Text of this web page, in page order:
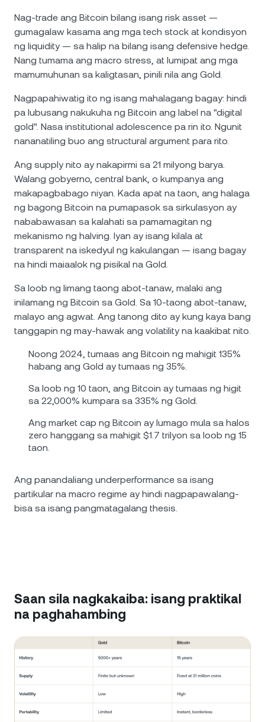
Nag-trade ang Bitcoin bilang isang risk asset —
gumagalaw kasama ang mga tech stock at kondisyon
ng liquidity — sa halip na bilang isang defensive hedge.
Nang tumama ang macro stress, at lumipat ang mga
mamumuhunan sa kaligtasan, pinili nila ang Gold.
Nagpapahiwatig ito ng isang mahalagang bagay: hindi
pa lubusang nakukuha ng Bitcoin ang label na "digital
gold". Nasa institutional adolescence pa rin ito. Ngunit
nananatiling buo ang structural argument para rito.
Ang supply nito ay nakapirmi sa 21 milyong barya.
Walang gobyerno, central bank, o kumpanya ang
makapagbabago niyan. Kada apat na taon, ang halaga
ng bagong Bitcoin na pumapasok sa sirkulasyon ay
nababawasan sa kalahati sa pamamagitan ng
mekanismo ng halving. Iyan ay isang kilala at
transparent na iskedyul ng kakulangan — isang bagay
na hindi maiaalok ng pisikal na Gold.
Sa loob ng limang taong abot-tanaw, malaki ang
inilamang ng Bitcoin sa Gold. Sa 10-taong abot-tanaw,
malayo ang agwat. Ang tanong dito ay kung kaya bang
tanggapin ng may-hawak ang volatility na kaakibat nito.
Noong 2024, tumaas ang Bitcoin ng mahigit 135%
habang ang Gold ay tumaas ng 35%.
Sa loob ng 10 taon, ang Bitcoin ay tumaas ng higit
sa 22,000% kumpara sa 335% ng Gold.
Ang market cap ng Bitcoin ay lumago mula sa halos
zero hanggang sa mahigit $1.7 trilyon sa loob ng 15
taon.
Ang panandaliang underperformance sa isang
partikular na macro regime ay hindi nagpapawalang-
bisa sa isang pangmatagalang thesis.
Saan sila nagkakaiba: isang praktikal
na paghahambing